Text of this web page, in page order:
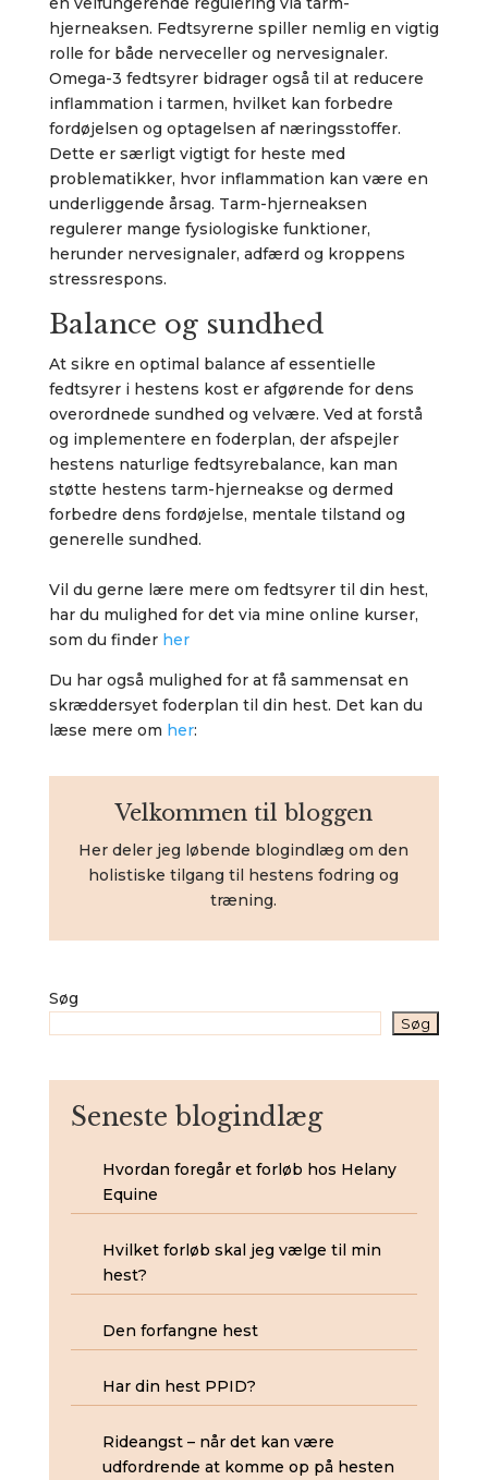
hjerneaksen. Fedtsyrerne spiller nemlig en vigtig
rolle for både nerveceller og nervesignaler.
Omega-3 fedtsyrer bidrager også til at reducere
inflammation i tarmen, hvilket kan forbedre
fordøjelsen og optagelsen af næringsstoffer.
Dette er særligt vigtigt for heste med
problematikker, hvor inflammation kan være en
underliggende årsag. Tarm-hjerneaksen
regulerer mange fysiologiske funktioner,
herunder nervesignaler, adfærd og kroppens
stressrespons.
Balance og sundhed
At sikre en optimal balance af essentielle
fedtsyrer i hestens kost er afgørende for dens
overordnede sundhed og velvære. Ved at forstå
og implementere en foderplan, der afspejler
hestens naturlige fedtsyrebalance, kan man
støtte hestens tarm-hjerneakse og dermed
forbedre dens fordøjelse, mentale tilstand og
generelle sundhed.
Vil du gerne lære mere om fedtsyrer til din hest,
har du mulighed for det via mine online kurser,
som du finder her
Du har også mulighed for at få sammensat en
skræddersyet foderplan til din hest. Det kan du
læse mere om her:
Velkommen til bloggen
Her deler jeg løbende blogindlæg om den
holistiske tilgang til hestens fodring og
træning.
Søg
Søg
Seneste blogindlæg
Hvordan foregår et forløb hos Helany
Equine
Hvilket forløb skal jeg vælge til min
hest?
Den forfangne hest
Har din hest PPID?
Rideangst – når det kan være
udfordrende at komme op på hesten